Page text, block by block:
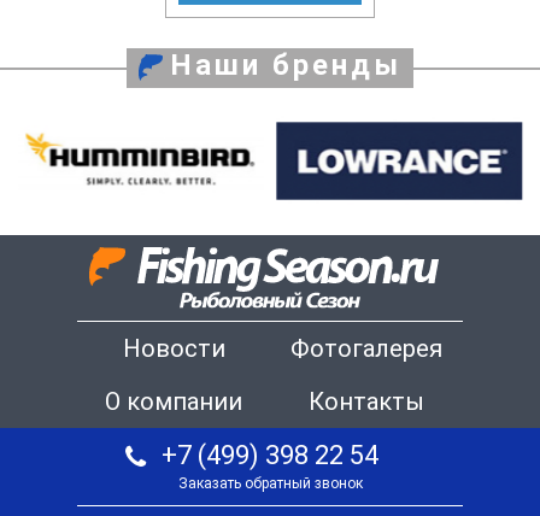
Наши бренды
Новости
Фотогалерея
О компании
Контакты
+7 (499) 398 22 54
Заказать обратный звонок